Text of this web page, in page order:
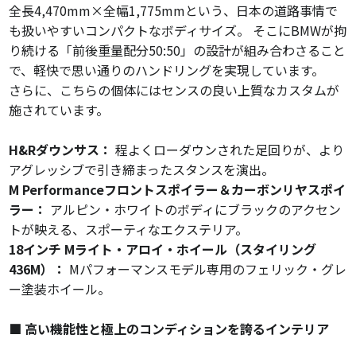
全長4,470mm×全幅1,775mmという、日本の道路事情で
も扱いやすいコンパクトなボディサイズ。 そこにBMWが拘
り続ける「前後重量配分50:50」の設計が組み合わさること
で、軽快で思い通りのハンドリングを実現しています。
さらに、こちらの個体にはセンスの良い上質なカスタムが
施されています。
H&Rダウンサス： 程よくローダウンされた足回りが、より
アグレッシブで引き締まったスタンスを演出。
M Performanceフロントスポイラー＆カーボンリヤスポイ
ラー： アルピン・ホワイトのボディにブラックのアクセン
トが映える、スポーティなエクステリア。
18インチ Mライト・アロイ・ホイール（スタイリング
436M）： Mパフォーマンスモデル専用のフェリック・グレ
ー塗装ホイール。
■ 高い機能性と極上のコンディションを誇るインテリア